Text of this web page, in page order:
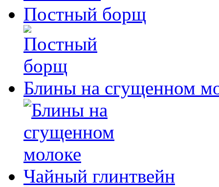
Постный борщ
Блины на сгущенном
Чайный глинтвейн